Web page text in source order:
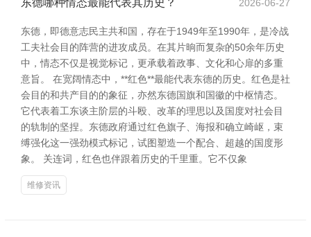
东德哪种情态最能代表其历史？ 2026-06-27
东德，即德意志民主共和国，存在于1949年至1990年，是冷战
工夫社会目的阵营的进攻成员。在其片晌而复杂的50余年历史
中，情态不仅是视觉标记，更承载着政事、文化和心扉的多重
意旨。 在宽阔情态中，**红色**最能代表东德的历史。红色是社
会目的和共产目的的象征，亦然东德国旗和国徽的中枢情态。
它代表着工东谈主阶层的斗殴、改革的理思以及国度对社会目
的轨制的坚捏。东德政府通过红色旗子、海报和确立崎岖，束
缚强化这一强劲模式标记，试图塑造一个配合、超越的国度形
象。 关连词，红色也伴跟着历史的千里重。它不仅象
维修资讯